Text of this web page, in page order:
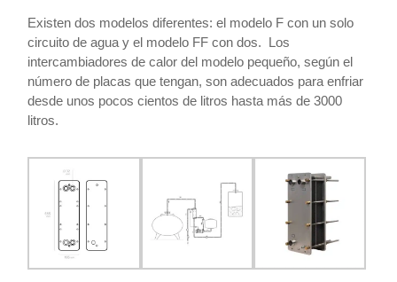
Existen dos modelos diferentes: el modelo F con un solo
circuito de agua y el modelo FF con dos. Los
intercambiadores de calor del modelo pequeño, según el
número de placas que tengan, son adecuados para enfriar
desde unos pocos cientos de litros hasta más de 3000
litros.